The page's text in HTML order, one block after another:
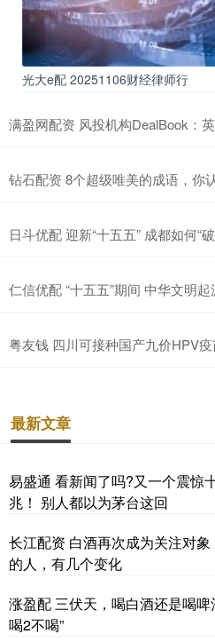
光大e配 20251106财经律师行
满盈网配资 风投机构DealBook：
钻石配资 8个超级唯美的成语，你
日斗优配 迎新“十五五” 成都如何“
仁信优配 “十五五”期间 中华文明
粤友钱 四川可接种国产九价HPV
最新文章
易盛通 看新闻了吗?又一个震惊
兆！ 别人都以为茅台这回
长江配资 白酒再次成为关注对
的人，有几个变化
涨盈配 三伏天，喝白酒还是喝
喝2不喝”